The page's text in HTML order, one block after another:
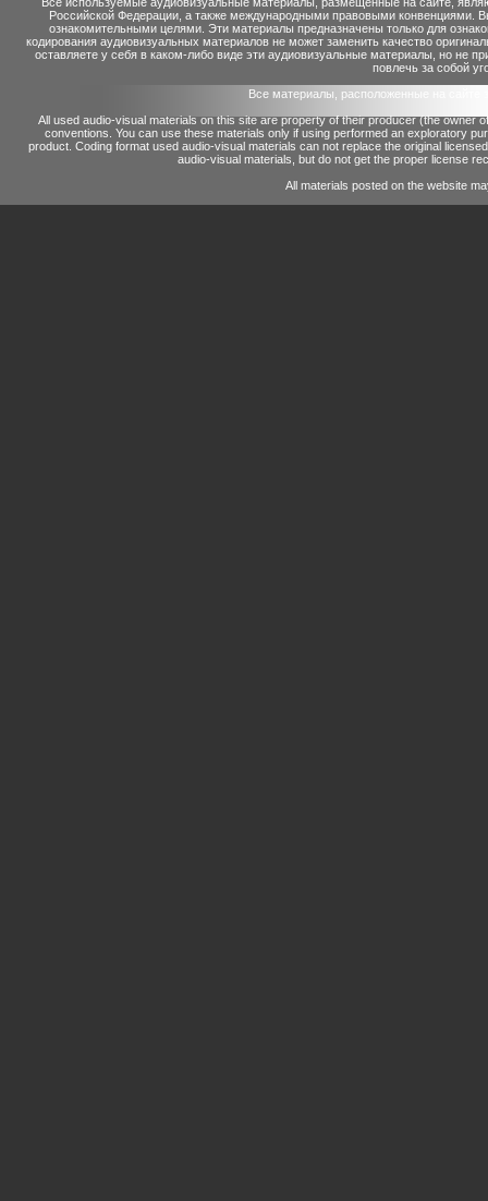
Российской Федерации, а также международными правовыми конвенциями.
ознакомительными целями. Эти материалы предназначены только для
кодирования аудиовизуальных материалов не может заменить качество
оставляете у себя в каком-либо виде эти аудиовизуальные материалы, но не
повлечь за собой
Все материалы, расположенные на сайте
All used audio-visual materials on this site are property of their producer (the owner
conventions. You can use these materials only if using performed an exploratory
product. Coding format used audio-visual materials can not replace the original
audio-visual materials, but do not get the proper license
All materials posted on the website